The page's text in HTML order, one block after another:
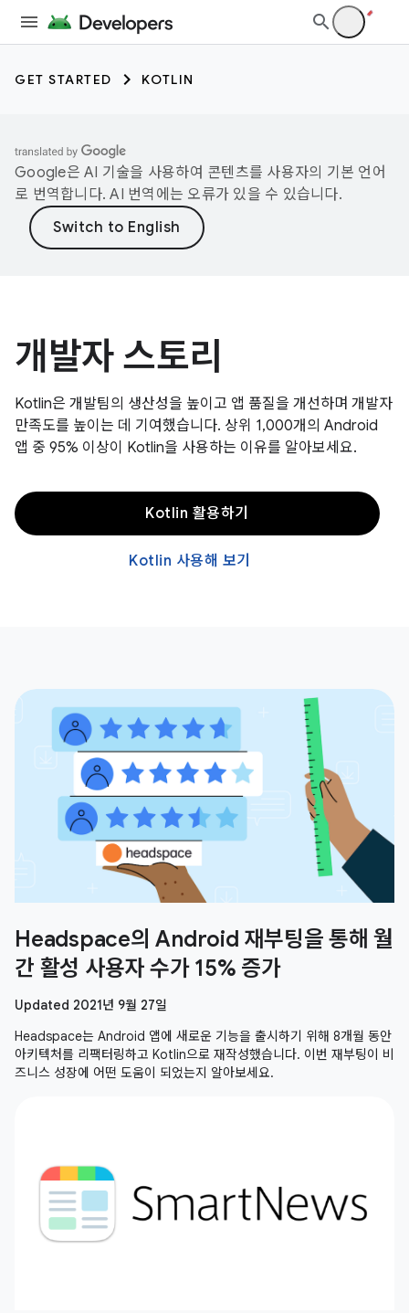
GET STARTED KOTLIN
Google은 AI 기술을 사용하여 콘텐츠를 사용자의 기본 언어
로 번역합니다. AI 번역에는 오류가 있을 수 있습니다.
개발자 스토리
Kotlin은 개발팀의 생산성을 높이고 앱 품질을 개선하며 개발자
만족도를 높이는 데 기여했습니다. 상위 1,000개의 Android
앱 중 95% 이상이 Kotlin을 사용하는 이유를 알아보세요.
Kotlin 활용하기
Kotlin 사용해 보기
Headspace의 Android 재부팅을 통해 월
간 활성 사용자 수가 15% 증가
Updated 2021년 9월 27일
Headspace는 Android 앱에 새로운 기능을 출시하기 위해 8개월 동안
아키텍처를 리팩터링하고 Kotlin으로 재작성했습니다. 이번 재부팅이 비
즈니스 성장에 어떤 도움이 되었는지 알아보세요.